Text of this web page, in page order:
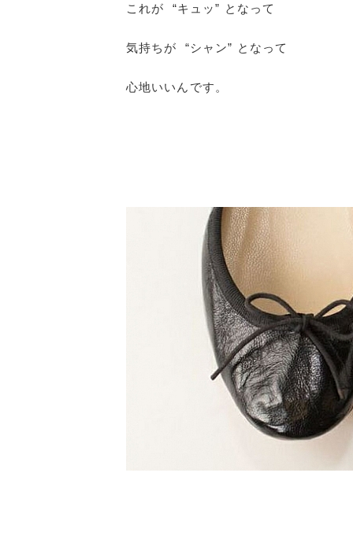
これが “キュッ” となって
気持ちが “シャン” となって
心地いいんです。